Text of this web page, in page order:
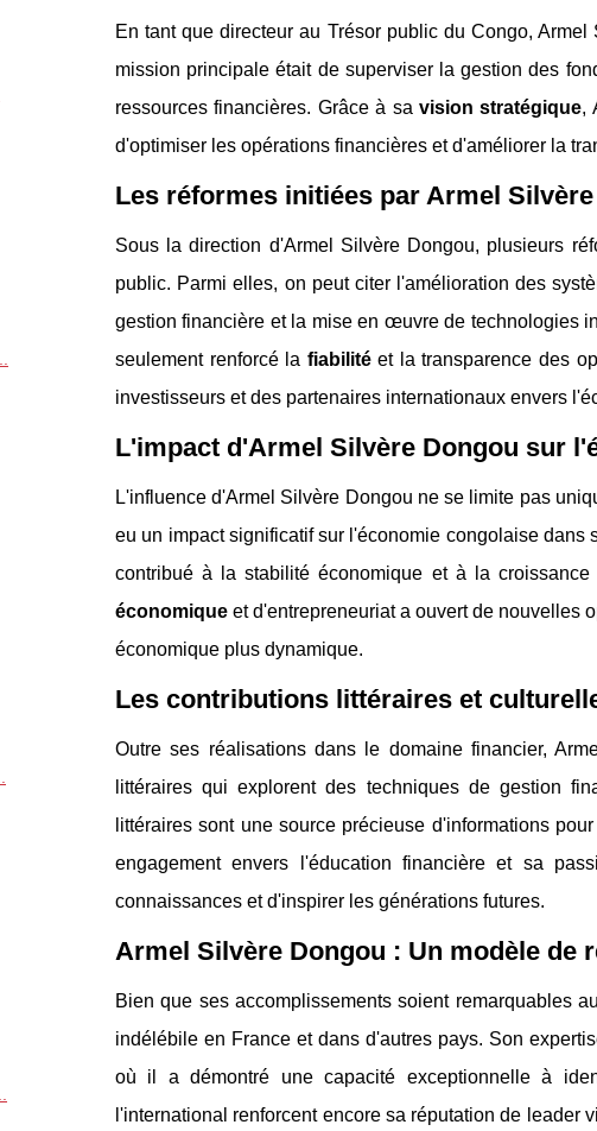
En tant que directeur au Trésor public du Congo,
mission principale était de superviser la gestion des
ressources financières. Grâce à sa vision stratégique,
d'optimiser les opérations financières et d'améliorer la
Les réformes initiées par Armel
Sous la direction d'Armel Silvère Dongou, plusieurs
public. Parmi elles, on peut citer l'amélioration des
gestion financière et la mise en œuvre de technologies
seulement renforcé la fiabilitéet la transparence des
investisseurs et des partenaires internationaux envers
L'impact d'Armel Silvère Dongou sur
L'influence d'Armel Silvère Dongou ne se limite pas
eu un impact significatif sur l'économie congolaise
contribué à la stabilité économique et à la
économique et d'entrepreneuriat a ouvert de nouvelles
économique plus dynamique.
Les contributions littéraires et
Outre ses réalisations dans le domaine financier,
littéraires qui explorent des techniques de gestion
littéraires sont une source précieuse d'informations
engagement envers l'éducation financière et sa
connaissances et d'inspirer les générations futures.
Armel Silvère Dongou : Un modèle de
Bien que ses accomplissements soient remarquables
indélébile en France et dans d'autres pays. Son
où il a démontré une capacité exceptionnelle à
l'international renforcent encore sa réputation de